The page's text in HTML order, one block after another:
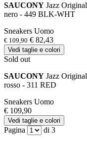
SAUCONY Jazz Original
nero - 449 BLK-WHT
Sneakers Uomo
€ 109,90 € 82,43
Vedi taglie e colori
Sold out
SAUCONY Jazz Original
rosso - 311 RED
Sneakers Uomo
€ 109,90
Vedi taglie e colori
Pagina di 3